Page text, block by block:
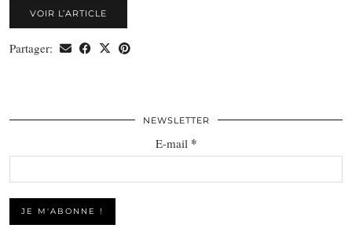
VOIR L’ARTICLE
Partager:
NEWSLETTER
E-mail *